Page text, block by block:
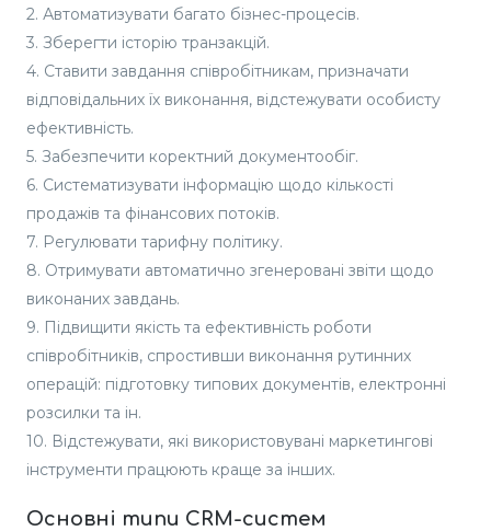
2. Автоматизувати багато бізнес-процесів.
3. Зберегти історію транзакцій.
4. Ставити завдання співробітникам, призначати
відповідальних їх виконання, відстежувати особисту
ефективність.
5. Забезпечити коректний документообіг.
6. Систематизувати інформацію щодо кількості
продажів та фінансових потоків.
7. Регулювати тарифну політику.
8. Отримувати автоматично згенеровані звіти щодо
виконаних завдань.
9. Підвищити якість та ефективність роботи
співробітників, спростивши виконання рутинних
операцій: підготовку типових документів, електронні
розсилки та ін.
10. Відстежувати, які використовувані маркетингові
інструменти працюють краще за інших.
Основні типи CRM-систем